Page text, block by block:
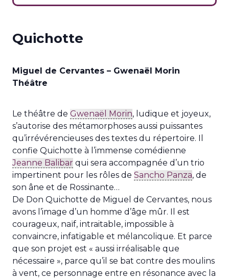
Quichotte
Miguel de Cervantes – Gwenaël Morin
Théâtre
Le théâtre de Gwenaël Morin, ludique et joyeux,
s’autorise des métamorphoses aussi puissantes
qu’irrévérencieuses des textes du répertoire. Il
confie Quichotte à l’immense comédienne
Jeanne Balibar qui sera accompagnée d’un trio
impertinent pour les rôles de Sancho Panza, de
son âne et de Rossinante…
De Don Quichotte de Miguel de Cervantes, nous
avons l’image d’un homme d’âge mûr. Il est
courageux, naïf, intraitable, impossible à
convaincre, infatigable et mélancolique. Et parce
que son projet est « aussi irréalisable que
nécessaire », parce qu’il se bat contre des moulins
à vent, ce personnage entre en résonance avec la